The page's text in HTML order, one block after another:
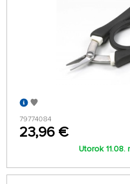
79774084
23,96 €
Utorok 11.08.